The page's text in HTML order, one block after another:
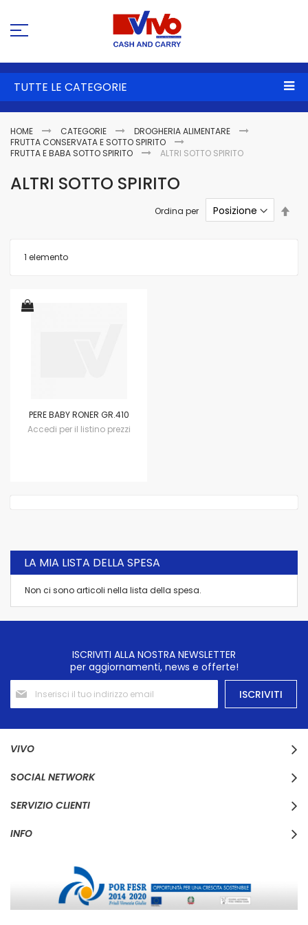
TUTTE LE CATEGORIE
HOME CATEGORIE
DROGHERIA ALIMENTARE
FRUTTA CONSERVATA E SOTTO SPIRITO
FRUTTA E BABA SOTTO SPIRITO
ALTRI SOTTO SPIRITO
ALTRI SOTTO SPIRITO
1 elemento
Ordina per
PERE BABY RONER GR.410
Accedi per il listino prezzi
LA MIA LISTA DELLA SPESA
Non ci sono articoli nella lista della spesa.
ISCRIVITI ALLA NOSTRA NEWSLETTER
per aggiornamenti, news e offerte!
Iscriviti
alla
nostra
ISCRIVITI
VIVO
SOCIAL NETWORK
SERVIZIO CLIENTI
INFO